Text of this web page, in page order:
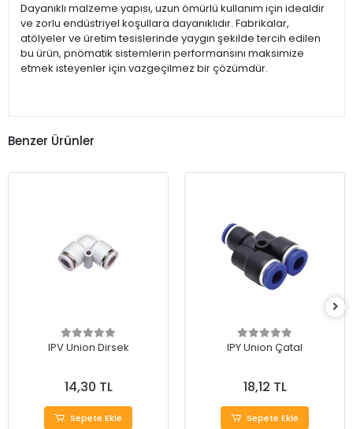
Dayanıklı malzeme yapısı, uzun ömürlü kullanım için idealdir
ve zorlu endüstriyel koşullara dayanıklıdır. Fabrikalar,
atölyeler ve üretim tesislerinde yaygın şekilde tercih edilen
bu ürün, pnömatik sistemlerin performansını maksimize
etmek isteyenler için vazgeçilmez bir çözümdür.
Benzer Ürünler
IPV Union Dirsek
14,30 TL
Sepete Ekle
IPY Union Çatal
18,12 TL
Sepete Ekle